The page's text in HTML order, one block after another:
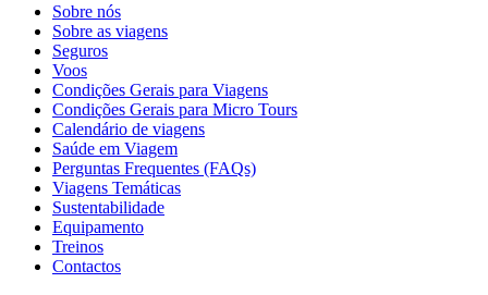
Sobre nós
Sobre as viagens
Seguros
Voos
Condições Gerais para Viagens
Condições Gerais para Micro Tours
Calendário de viagens
Saúde em Viagem
Perguntas Frequentes (FAQs)
Viagens Temáticas
Sustentabilidade
Equipamento
Treinos
Contactos